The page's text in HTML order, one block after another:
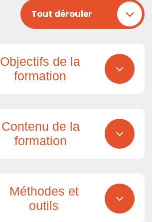
Tout dérouler
Objectifs de la
formation
Contenu de la
formation
Méthodes et
outils